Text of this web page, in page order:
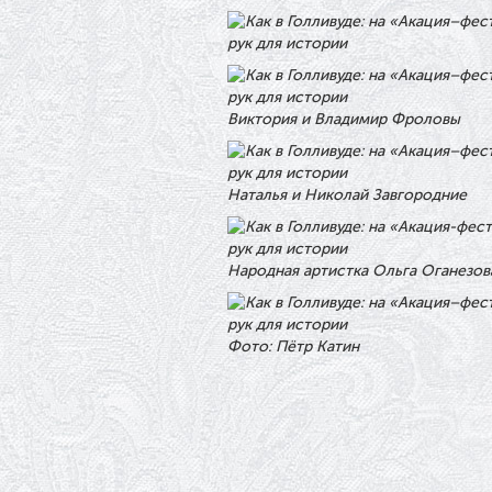
Виктория и Владимир Фроловы
Наталья и Николай Завгородние
Народная артистка Ольга
Фото: Пётр Катин